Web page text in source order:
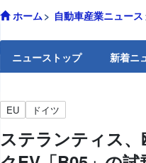
ホーム 自動車産業ニュース
ニューストップ 新着ニ
EU ドイツ
ステランティス